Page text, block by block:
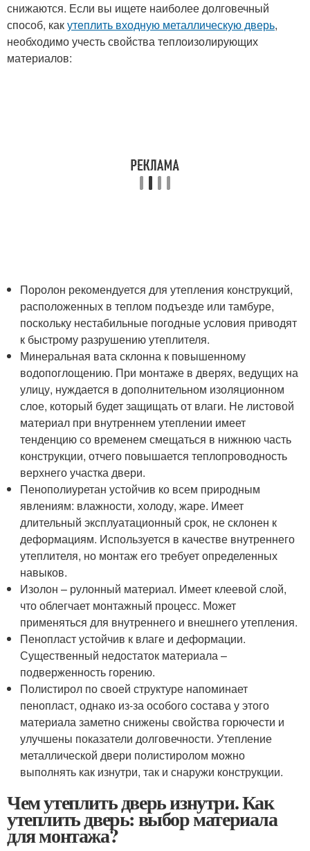
снижаются. Если вы ищете наиболее долговечный
способ, какутеплить входную металлическую дверь,
необходимо учесть свойства теплоизолирующих
материалов:
Поролон рекомендуется для утепления конструкций,
расположенных в теплом подъезде или тамбуре,
поскольку нестабильные погодные условия приводят
к быстрому разрушению утеплителя.
Минеральная вата склонна к повышенному
водопоглощению. При монтаже в дверях, ведущих на
улицу, нуждается в дополнительном изоляционном
слое, который будет защищать от влаги. Не листовой
материал при внутреннем утеплении имеет
тенденцию со временем смещаться в нижнюю часть
конструкции, отчего повышается теплопроводность
верхнего участка двери.
Пенополиуретан устойчив ко всем природным
явлениям: влажности, холоду, жаре. Имеет
длительный эксплуатационный срок, не склонен к
деформациям. Используется в качестве внутреннего
утеплителя, но монтаж его требует определенных
навыков.
Изолон – рулонный материал. Имеет клеевой слой,
что облегчает монтажный процесс. Может
применяться для внутреннего и внешнего утепления.
Пенопласт устойчив к влаге и деформации.
Существенный недостаток материала –
подверженность горению.
Полистирол по своей структуре напоминает
пенопласт, однако из-за особого состава у этого
материала заметно снижены свойства горючести и
улучшены показатели долговечности. Утепление
металлической двери полистиролом можно
выполнять как изнутри, так и снаружи конструкции.
Чем утеплить дверь изнутри. Как
утеплить дверь: выбор материала
для монтажа?